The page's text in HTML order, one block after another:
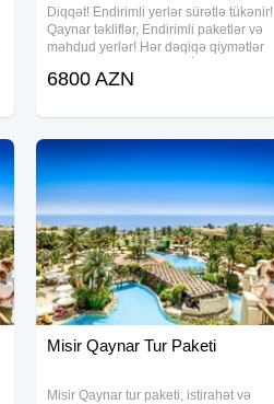
Diqqət! Endirimli yerlər sürətlə tükənir!
Qaynar təkliflər, Endirimli paketlər və
məhdud yerlər! Hər dəqiqə qiymətlər
edin – sonra gec ola bilər!
6800 AZN
Misir Qaynar Tur Paketi
Misir Qaynar tur paketi, istirahət və